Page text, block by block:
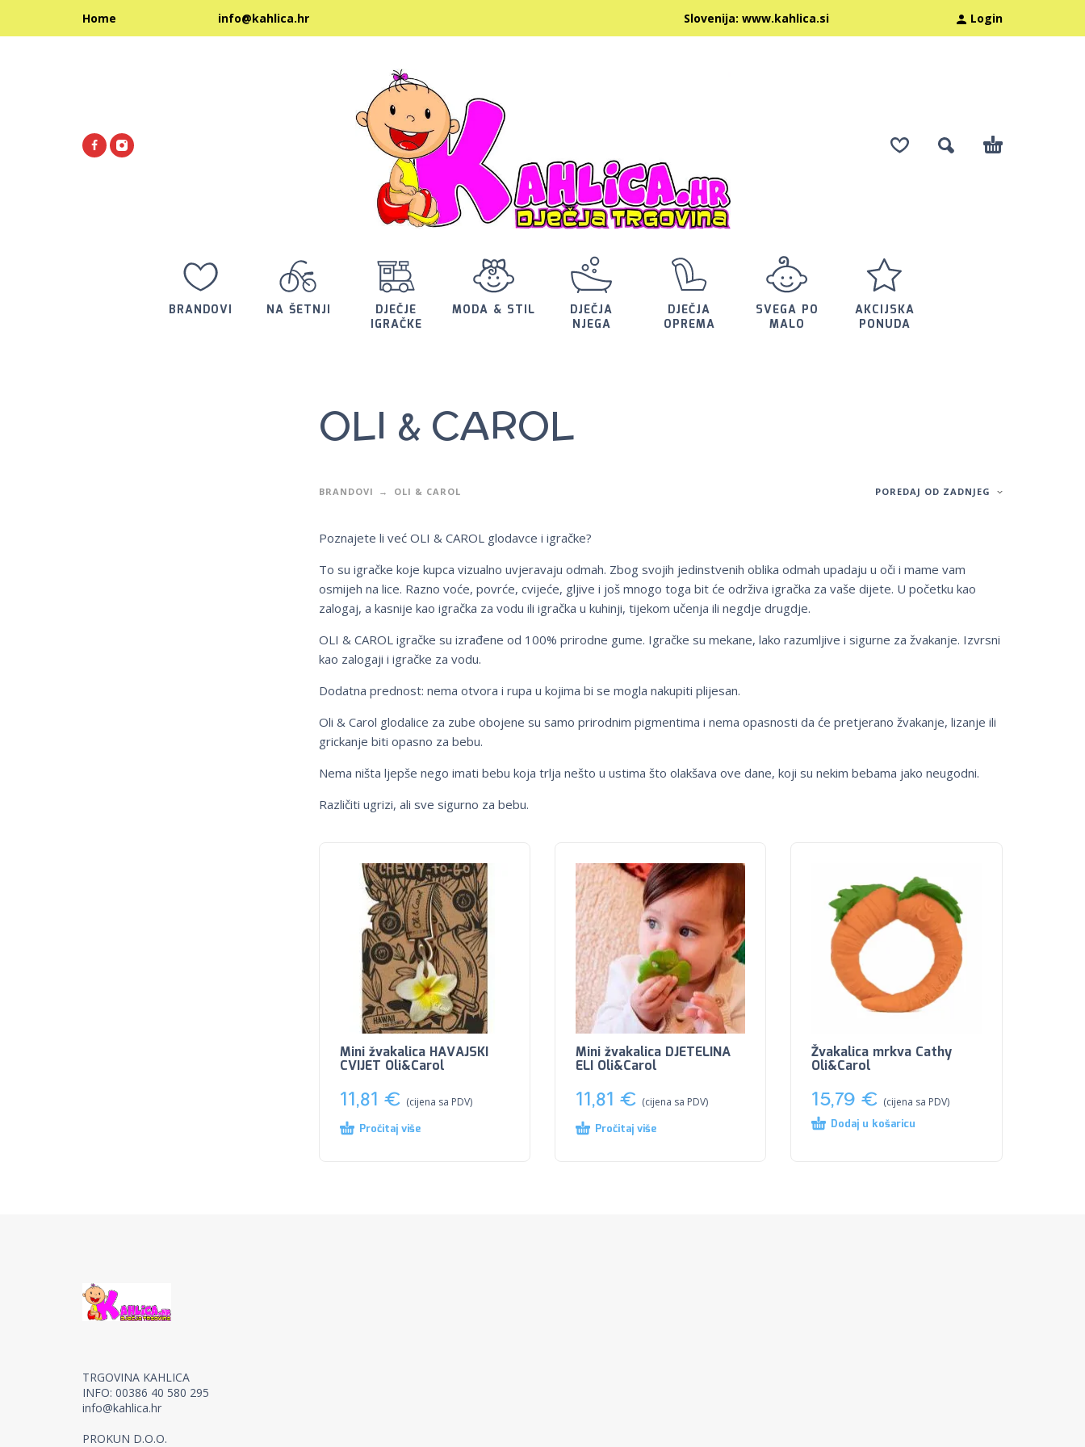
Home info@kahlica.hr Slovenija: www.kahlica.si Login
BRANDOVI NA ŠETNJI
DJEČJE
IGRAČKE
MODA & STIL
DJEČJA
NJEGA
DJEČJA
OPREMA
SVEGA PO
MALO
AKCIJSKA
PONUDA
OLI & CAROL
BRANDOVI OLI & CAROL POREDAJ OD ZADNJEG
Poznajete li već OLI & CAROL glodavce i igračke?
To su igračke koje kupca vizualno uvjeravaju odmah. Zbog svojih jedinstvenih oblika odmah upadaju u oči i mame vam
osmijeh na lice. Razno voće, povrće, cvijeće, gljive i još mnogo toga bit će održiva igračka za vaše dijete. U početku kao
zalogaj, a kasnije kao igračka za vodu ili igračka u kuhinji, tijekom učenja ili negdje drugdje.
OLI & CAROL igračke su izrađene od 100% prirodne gume. Igračke su mekane, lako razumljive i sigurne za žvakanje. Izvrsni
kao zalogaji i igračke za vodu.
Dodatna prednost: nema otvora i rupa u kojima bi se mogla nakupiti plijesan.
Oli & Carol glodalice za zube obojene su samo prirodnim pigmentima i nema opasnosti da će pretjerano žvakanje, lizanje ili
grickanje biti opasno za bebu.
Nema ništa ljepše nego imati bebu koja trlja nešto u ustima što olakšava ove dane, koji su nekim bebama jako neugodni.
Različiti ugrizi, ali sve sigurno za bebu.
Mini žvakalica HAVAJSKI
CVIJET Oli&Carol
11,81 € (cijena sa PDV)
Pročitaj više
Mini žvakalica DJETELINA
ELI Oli&Carol
11,81 € (cijena sa PDV)
Pročitaj više
Žvakalica mrkva Cathy
Oli&Carol
15,79 € (cijena sa PDV)
Dodaj u košaricu
TRGOVINA KAHLICA
INFO: 00386 40 580 295
info@kahlica.hr
PROKUN D.O.O.